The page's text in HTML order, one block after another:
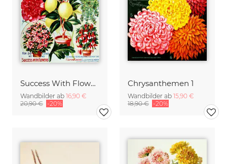
Success With Flowers
Wandbilder ab 16,90 €
20,90 € -20%
Chrysanthemen 1
Wandbilder ab 15,90 €
18,90 € -20%